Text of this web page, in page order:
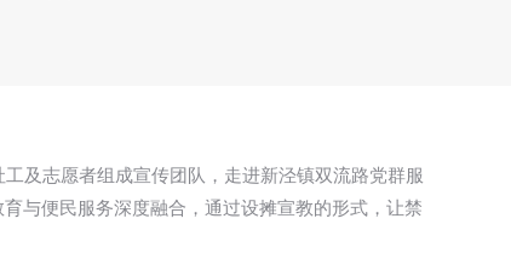
及志愿者组成宣传团队，走进新泾镇双流路党群服
与便民服务深度融合，通过设摊宣教的形式，让禁